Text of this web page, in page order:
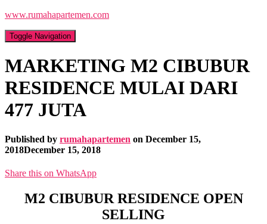
www.rumahapartemen.com
Toggle Navigation
MARKETING M2 CIBUBUR
RESIDENCE MULAI DARI
477 JUTA
Published by rumahapartemen on December 15,
2018December 15, 2018
Share this on WhatsApp
M2 CIBUBUR RESIDENCE OPEN
SELLING